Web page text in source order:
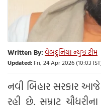
Written By:વેબદુનિયા ન્યુઝ ટીમ
Updated: Fri, 24 Apr 2026 (10:03
નવી બિહાર સરકાર આજે
રહી છે. સમ્રાટ